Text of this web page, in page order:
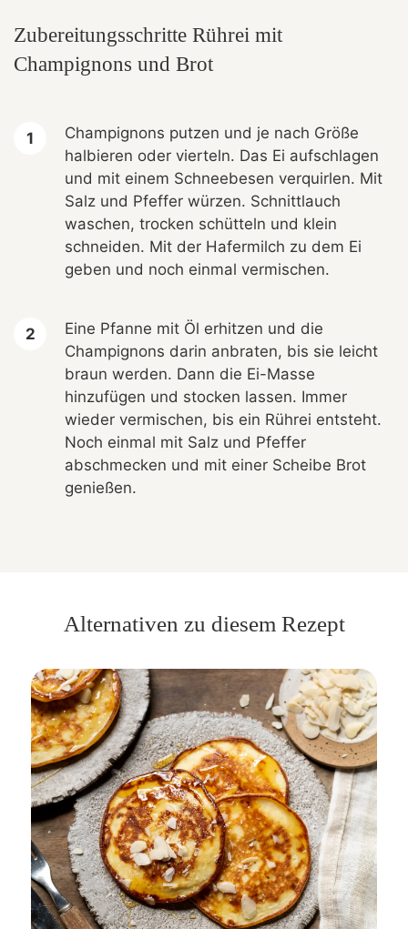
Zubereitungsschritte Rührei mit
Champignons und Brot
Champignons putzen und je nach Größe
halbieren oder vierteln. Das Ei aufschlagen
und mit einem Schneebesen verquirlen. Mit
Salz und Pfeffer würzen. Schnittlauch
waschen, trocken schütteln und klein
schneiden. Mit der Hafermilch zu dem Ei
geben und noch einmal vermischen.
Eine Pfanne mit Öl erhitzen und die
Champignons darin anbraten, bis sie leicht
braun werden. Dann die Ei-Masse
hinzufügen und stocken lassen. Immer
wieder vermischen, bis ein Rührei entsteht.
Noch einmal mit Salz und Pfeffer
abschmecken und mit einer Scheibe Brot
genießen.
Alternativen zu diesem Rezept